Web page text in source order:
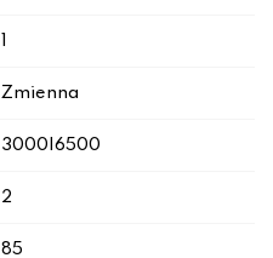
Zmienna
3000|6500
2
85